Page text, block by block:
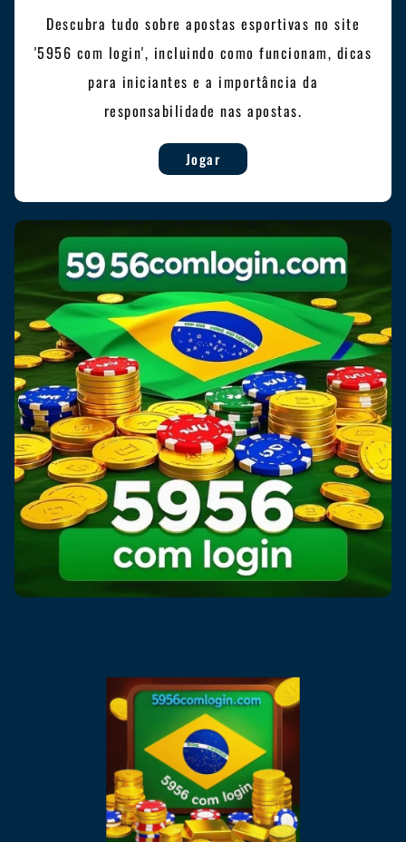
Descubra tudo sobre apostas esportivas no site
'5956 com login', incluindo como funcionam, dicas
para iniciantes e a importância da
responsabilidade nas apostas.
Jogar